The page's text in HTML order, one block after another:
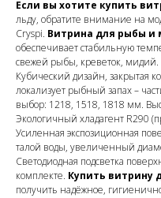
Если вы хотите купить
льду, обратите внимание на
Cryspi. Витрина для рыбы и
обеспечивает стабильную
свежей рыбы, креветок,
Кубический дизайн, закрытая
локализует рыбный запах –
выбор: 1218, 1518, 1818 мм.
Экологичный хладагент R290
Усиленная экспозиционная
талой воды, увеличенный
Светодиодная подсветка
комплекте. Купить витрину
получить надёжное,